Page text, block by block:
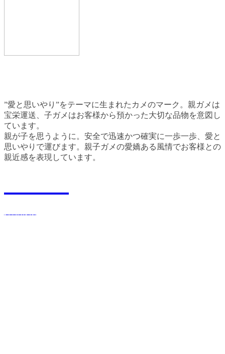
”愛と思いやり”をテーマに生まれたカメのマーク。親ガメは
宝栄運送、子ガメはお客様から預かった大切な品物を意図し
ています。
親が子を思うように。安全で迅速かつ確実に一歩一歩、愛と
思いやりで運びます。親子ガメの愛嬌ある風情でお客様との
親近感を表現しています。